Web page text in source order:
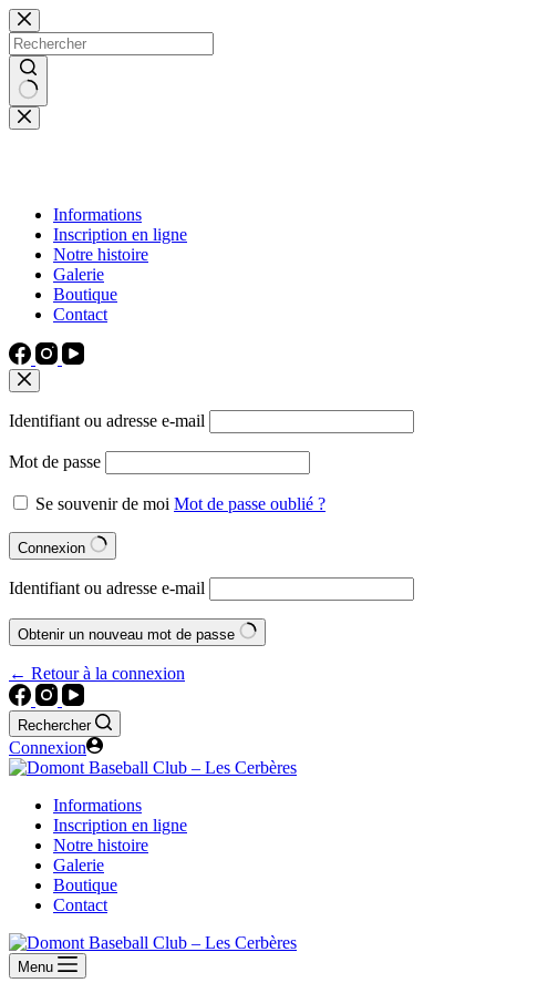
Passer
au
contenu
Aucun
résultat
Informations
Inscription en ligne
Notre histoire
Galerie
Boutique
Contact
Identifiant ou adresse e-mail
Mot de passe
Se souvenir de moi Mot de passe oublié ?
Connexion
Identifiant ou adresse e-mail
Obtenir un nouveau mot de passe
← Retour à la connexion
Rechercher
Connexion
Informations
Inscription en ligne
Notre histoire
Galerie
Boutique
Contact
Menu